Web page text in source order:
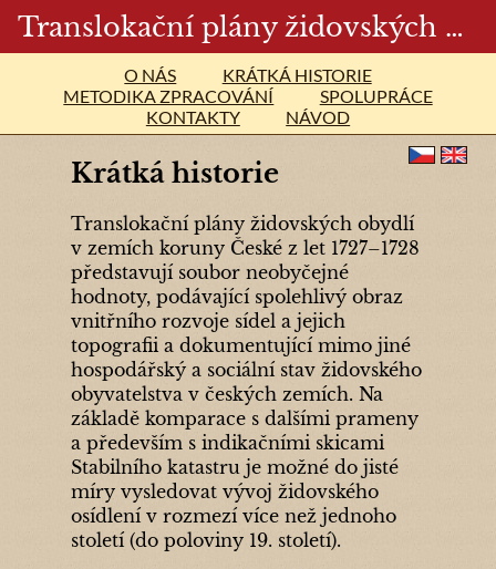
Translokační plány židovských obydlí v zemích Koruny české v letech 1727 - 1728
O NÁS
KRÁTKÁ HISTORIE
METODIKA ZPRACOVÁNÍ
SPOLUPRÁCE
KONTAKTY
NÁVOD
Krátká historie
Translokační plány židovských obydlí
v zemích koruny České z let 1727–1728
představují soubor neobyčejné
hodnoty, podávající spolehlivý obraz
vnitřního rozvoje sídel a jejich
topografii a dokumentující mimo jiné
hospodářský a sociální stav židovského
obyvatelstva v českých zemích. Na
základě komparace s dalšími prameny
a především s indikačními skicami
Stabilního katastru je možné do jisté
míry vysledovat vývoj židovského
osídlení v rozmezí více než jednoho
století (do poloviny 19. století).